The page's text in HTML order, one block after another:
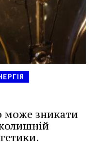
може зникати